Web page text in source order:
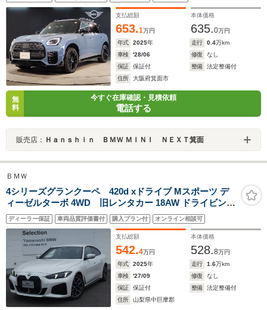
シートヒーター 電動シート ハンドルヒータ 追従式
クルコン パドルシフト ヘッドアップディスプレイ
支払総額
653.1万円
本体価格
635.0万円
年式
2025年 走行 0.4万km
車検
'28/06 修復
なし
保証
保証付 整備
法定整備付
住所
大阪府箕面市
無
料
今すぐ在庫確認・見積依頼
電話する
販売店： Ｈａｎｓｈｉｎ ＢＭＷ ＭＩＮＩ ＮＥＸＴ箕面
ＢＭＷ
4シリーズグランクーペ 420d xドライブ Mスポーツ デ
ィーゼルターボ 4WD 旧レンタカー 18AW ドライビング
アシスト オートマチックテールゲート サンプロテクショ
ンガラス ワイヤレスチャージング USBoオーディオイン
ターフェイス HIFIスピーカー Bluetoothインターフェイ
ディーラー保証 車両品質評価書付 購入プラン付 オンライン相談可
支払総額
542.4万円
本体価格
528.8万円
年式
2025年 走行 1.6万km
車検
'27/09 修復
なし
保証
保証付 整備
法定整備付
住所
山梨県中巨摩郡